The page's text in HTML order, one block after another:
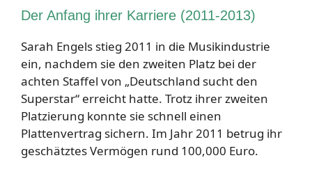
Der Anfang ihrer Karriere (2011-2013)
Sarah Engels stieg 2011 in die Musikindustrie
ein, nachdem sie den zweiten Platz bei der
achten Staffel von „Deutschland sucht den
Superstar“ erreicht hatte. Trotz ihrer zweiten
Platzierung konnte sie schnell einen
Plattenvertrag sichern. Im Jahr 2011 betrug ihr
geschätztes Vermögen rund 100,000 Euro.